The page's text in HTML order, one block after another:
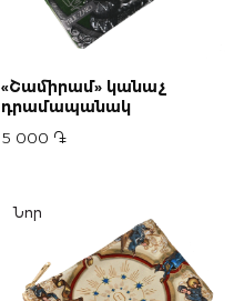
«Շամիրամ» կանաչ
դրամապանակ
5 000 ֏
Նոր